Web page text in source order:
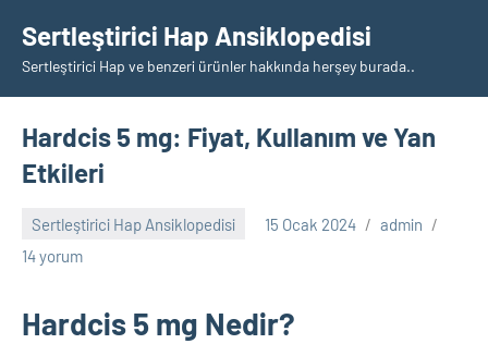
geçSertleştirici Hap Ansiklopedisi
Sertleştirici Hap ve benzeri ürünler hakkında herşey burada..
Hardcis 5 mg: Fiyat, Kullanım ve Yan
Etkileri
Sertleştirici Hap Ansiklopedisi 15 Ocak 2024
admin
14 yorum
Hardcis 5 mg Nedir?